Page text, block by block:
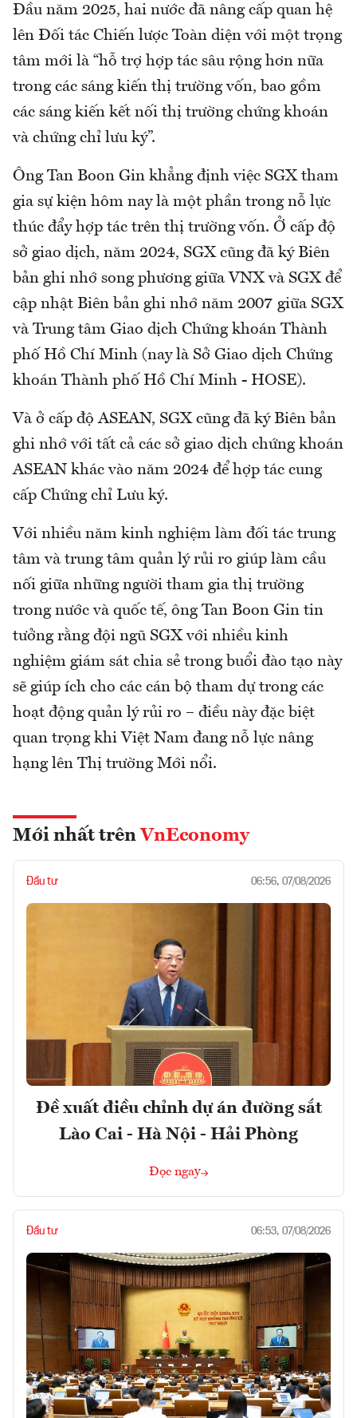
Đầu năm 2025, hai nước đã nâng cấp quan hệ
lên Đối tác Chiến lược Toàn diện với một trọng
tâm mới là “hỗ trợ hợp tác sâu rộng hơn nữa
trong các sáng kiến thị trường vốn, bao gồm
các sáng kiến kết nối thị trường chứng khoán
và chứng chỉ lưu ký”.
Ông Tan Boon Gin khẳng định việc SGX tham
gia sự kiện hôm nay là một phần trong nỗ lực
thúc đẩy hợp tác trên thị trường vốn. Ở cấp độ
sở giao dịch, năm 2024, SGX cũng đã ký Biên
bản ghi nhớ song phương giữa VNX và SGX để
cập nhật Biên bản ghi nhớ năm 2007 giữa SGX
và Trung tâm Giao dịch Chứng khoán Thành
phố Hồ Chí Minh (nay là Sở Giao dịch Chứng
khoán Thành phố Hồ Chí Minh - HOSE).
Và ở cấp độ ASEAN, SGX cũng đã ký Biên bản
ghi nhớ với tất cả các sở giao dịch chứng khoán
ASEAN khác vào năm 2024 để hợp tác cung
cấp Chứng chỉ Lưu ký.
Với nhiều năm kinh nghiệm làm đối tác trung
tâm và trung tâm quản lý rủi ro giúp làm cầu
nối giữa những người tham gia thị trường
trong nước và quốc tế, ông Tan Boon Gin tin
tưởng rằng đội ngũ SGX với nhiều kinh
nghiệm giám sát chia sẻ trong buổi đào tạo này
sẽ giúp ích cho các cán bộ tham dự trong các
hoạt động quản lý rủi ro – điều này đặc biệt
quan trọng khi Việt Nam đang nỗ lực nâng
hạng lên Thị trường Mới nổi.
Mới nhất trên VnEconomy
Đầu tư 06:56, 07/08/2026
Đề xuất điều chỉnh dự án đường sắt
Lào Cai - Hà Nội - Hải Phòng
Đọc ngay
Đầu tư 06:53, 07/08/2026